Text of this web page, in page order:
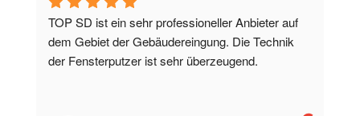
TOP SD ist ein sehr professioneller Anbieter auf
dem Gebiet der Gebäudereingung. Die Technik
der Fensterputzer ist sehr überzeugend.